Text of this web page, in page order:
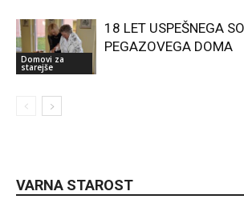
Domovi za
starejše
18 LET USPEŠNEGA
PEGAZOVEGA DOMA
VARNA STAROST